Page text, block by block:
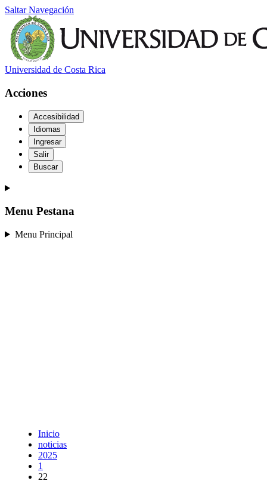
Saltar Navegación
Universidad de Costa Rica
Acciones
Accesibilidad
Idiomas
Ingresar
Salir
Buscar
Menu Pestana
Menu Principal
Inicio
noticias
2025
1
22